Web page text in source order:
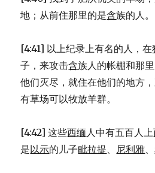
地；从前住那里的是含族的人。
[4:41] 以上纪录上有名的人，在
子，来攻击含族人的帐棚和那
他们灭尽，就住在他们的地方
有草场可以牧放羊群。
[4:42] 这些西缅人中有五百人上
是以示的儿子毗拉提、 尼利雅、